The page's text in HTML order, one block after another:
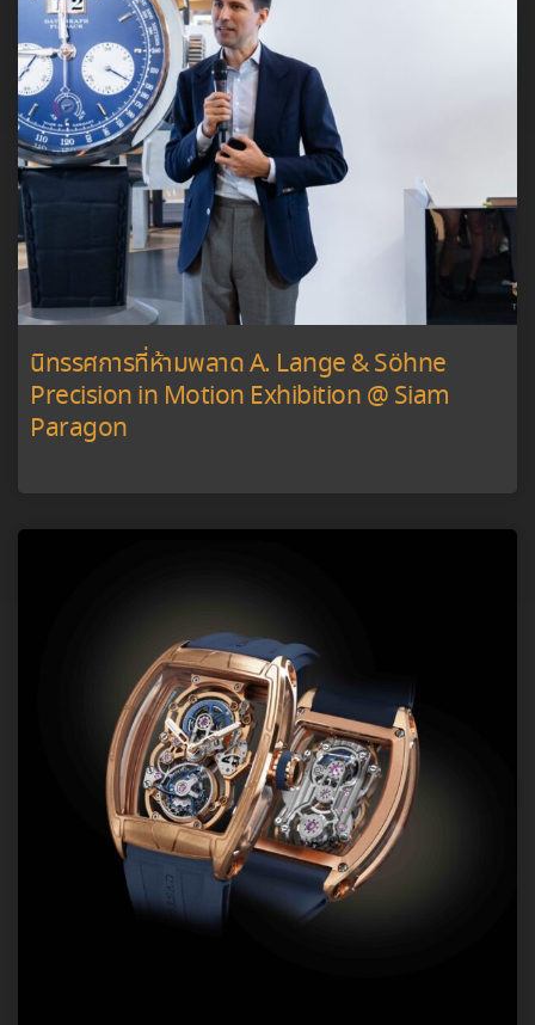
นิทรรศการที่ห้ามพลาด A. Lange & Söhne
Precision in Motion Exhibition @ Siam
Paragon